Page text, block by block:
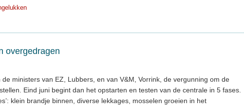
overgedragen
ministers van EZ, Lubbers, en van V&M, Vorrink, de vergunning om de
Eind juni begint dan het opstarten en testen van de centrale in 5 fases.
klein brandje binnen, diverse lekkages, mosselen groeien in het